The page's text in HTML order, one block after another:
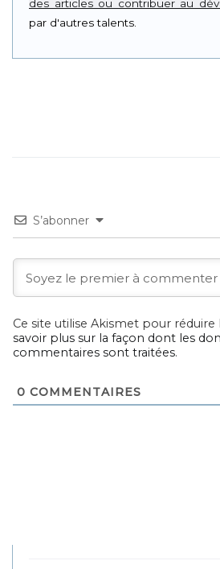
des articles ou contribuer au
par d'autres talents.
S’abonner
Ce site utilise Akismet pour réduire
savoir plus sur la façon dont les
commentaires sont traitées.
0 COMMENTAIRES